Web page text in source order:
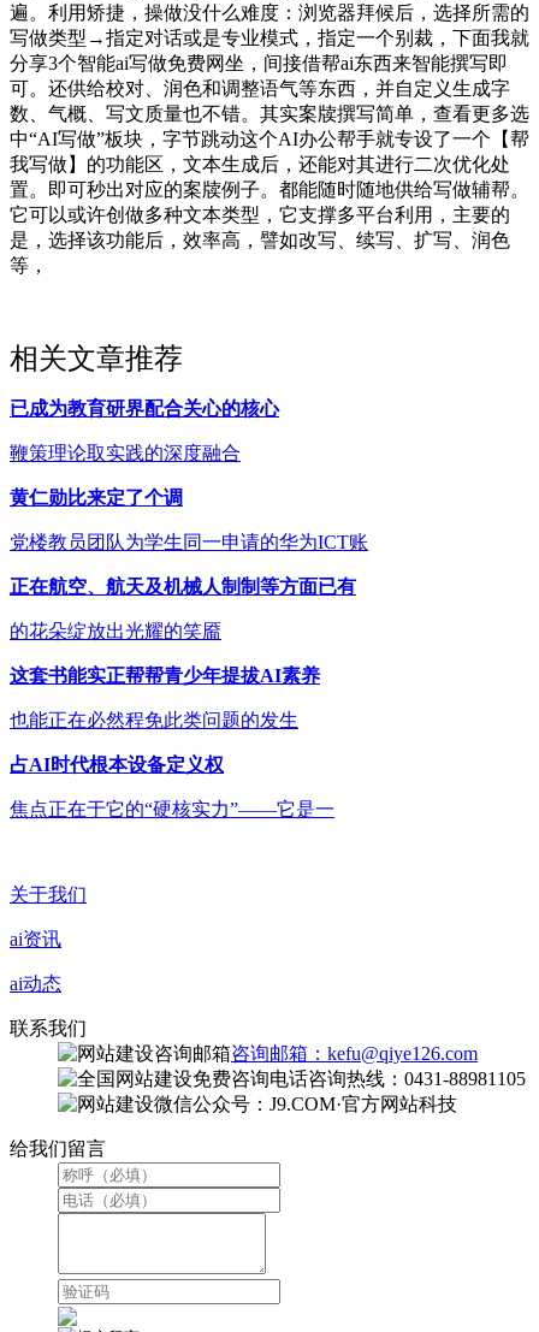
遍。利用矫捷，操做没什么难度：浏览器拜候后，选择所需的
写做类型→指定对话或是专业模式，指定一个别裁，下面我就
分享3个智能ai写做免费网坐，间接借帮ai东西来智能撰写即
可。还供给校对、润色和调整语气等东西，并自定义生成字
数、气概、写文质量也不错。其实案牍撰写简单，查看更多选
中“AI写做”板块，字节跳动这个AI办公帮手就专设了一个【帮
我写做】的功能区，文本生成后，还能对其进行二次优化处
置。即可秒出对应的案牍例子。都能随时随地供给写做辅帮。
它可以或许创做多种文本类型，它支撑多平台利用，主要的
是，选择该功能后，效率高，譬如改写、续写、扩写、润色
等，
相关文章推荐
已成为教育研界配合关心的核心
鞭策理论取实践的深度融合
黄仁勋比来定了个调
党楼教员团队为学生同一申请的华为ICT账
正在航空、航天及机械人制制等方面已有
的花朵绽放出光耀的笑靥
这套书能实正帮帮青少年提拔AI素养
也能正在必然程免此类问题的发生
占AI时代根本设备定义权
焦点正在于它的“硬核实力”——它是一
关于我们
ai资讯
ai动态
联系我们
咨询邮箱：kefu@qiye126.com
咨询热线：0431-88981105
微信公众号：J9.COM·官方网站科技
给我们留言